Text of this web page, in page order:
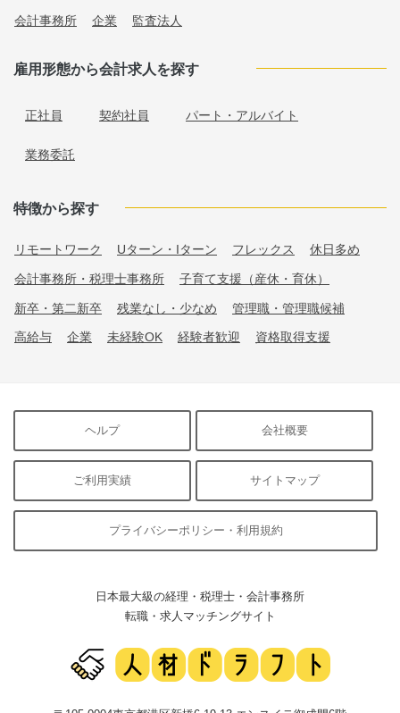
会計事務所 企業 監査法人
雇用形態から会計求人を探す
正社員 契約社員 パート・アルバイト
業務委託
特徴から探す
リモートワーク Uターン・Iターン フレックス 休日多め
会計事務所・税理士事務所 子育て支援（産休・育休）
新卒・第二新卒 残業なし・少なめ 管理職・管理職候補
高給与 企業 未経験OK 経験者歓迎 資格取得支援
ヘルプ 会社概要
ご利用実績 サイトマップ
プライバシーポリシー・利用規約
日本最大級の経理・税理士・会計事務所
転職・求人マッチングサイト